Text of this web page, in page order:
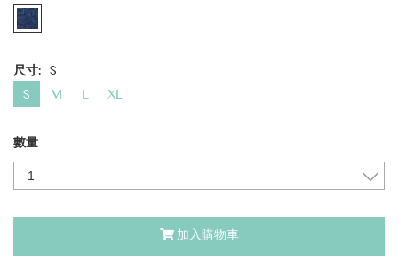
尺寸: S
S
M L XL
數量
加入購物車